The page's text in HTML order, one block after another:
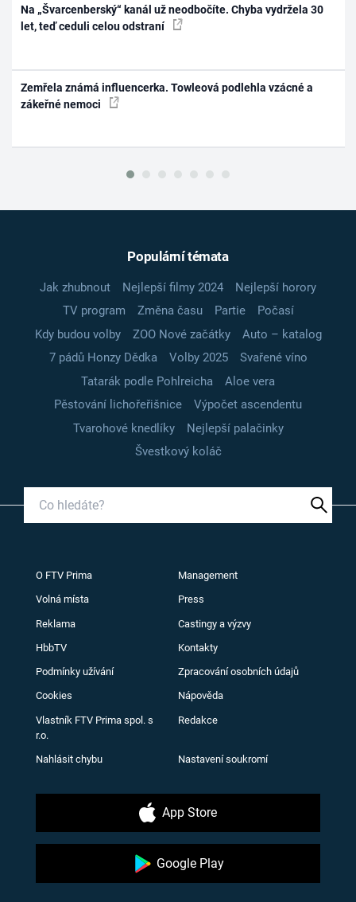
Na „Švarcenberský“ kanál už neodbočíte. Chyba vydržela 30
let, teď ceduli celou odstraní
Zemřela známá influencerka. Towleová podlehla vzácné a
zákeřné nemoci
Populární témata
Jak zhubnout Nejlepší filmy 2024
Nejlepší horory
TV program
Změna času Partie
Počasí
Kdy budou volby
ZOO Nové začátky
Auto – katalog
7 pádů Honzy Dědka
Volby 2025
Svařené víno
Tatarák podle Pohlreicha
Aloe vera
Pěstování lichořeřišnice
Výpočet ascendentu
Tvarohové knedlíky
Nejlepší palačinky
Švestkový koláč
O FTV Prima Management
Volná místa Press
Reklama Castingy a výzvy
HbbTV Kontakty
Podmínky užívání Zpracování osobních údajů
Cookies Nápověda
Vlastník FTV Prima spol. s
r.o.
Redakce
Nahlásit chybu Nastavení soukromí
App Store
Google Play